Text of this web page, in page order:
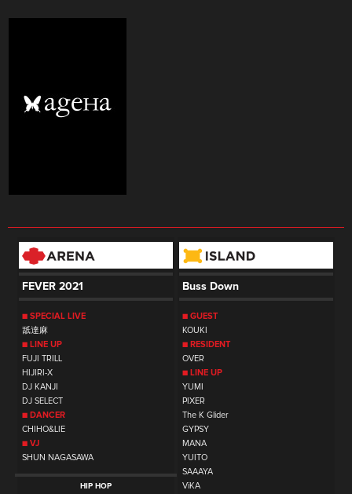
FEVER 2021
■ SPECIAL LIVE
舐達麻
■ LINE UP
FUJI TRILL
HIJIRI-X
DJ KANJI
DJ SELECT
■ DANCER
CHIHO&LIE
■ VJ
SHUN NAGASAWA
HIP HOP
Buss Down
■ GUEST
KOUKI
■ RESIDENT
OVER
■ LINE UP
YUMI
PIXER
The K Glider
GYPSY
MANA
YUITO
SAAAYA
ViKA